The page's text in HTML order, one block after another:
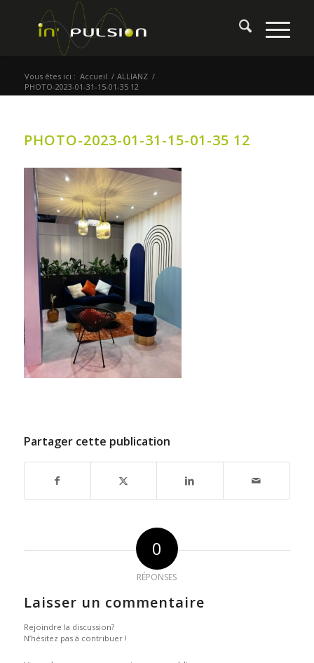
Vous êtes ici : Accueil / ALLIANZ /
PHOTO-2023-01-31-15-01-35 12
PHOTO-2023-01-31-15-01-35 12
Partager cette publication
0
RÉPONSES
Laisser un commentaire
Rejoindre la discussion?
N’hésitez pas à contribuer !